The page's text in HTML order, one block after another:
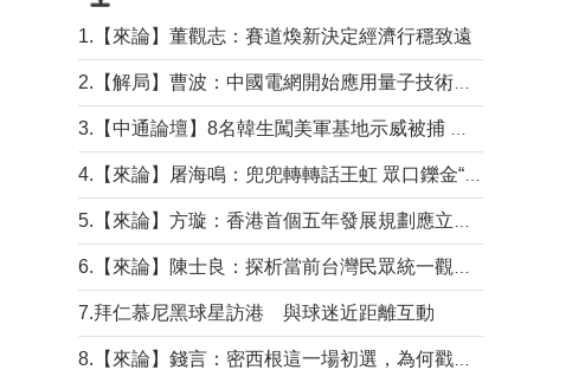
1.【來論】董觀志：賽道煥新決定經濟行穩致遠
7.拜仁慕尼黑球星訪港 與球迷近距離互動